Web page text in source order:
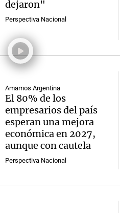
dejaron"
Perspectiva Nacional
Amamos Argentina
El 80% de los
empresarios del país
esperan una mejora
económica en 2027,
aunque con cautela
Perspectiva Nacional
La Sole en Cadena 3